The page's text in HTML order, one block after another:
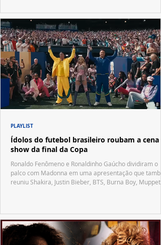
Ídolos do futebol brasileiro roubam a cena
show da final da Copa
Ronaldo Fenômeno e Ronaldinho Gaúcho dividiram o
palco com Madonna em uma apresentação que
reuniu Shakira, Justin Bieber, BTS, Burna Boy, Muppets,
PLAYLIST